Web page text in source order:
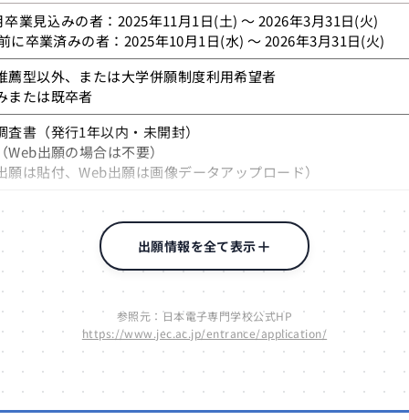
出願情報を全て表示
卒業見込みの者：2025年11月1日(土) ～ 2026年3月31日(火)
に卒業済みの者：2025年10月1日(水) ～ 2026年3月31日(火)
薦型以外、または大学併願制度利用希望者
または既卒者
査書（発行1年以内・未開封）
Web出願の場合は不要）
願は貼付、Web出願は画像データアップロード）
システム入力＋必要書類郵送）
書留郵便のみ）
参照元：日本電子専門学校公式HP
https://www.jec.ac.jp/entrance/application/